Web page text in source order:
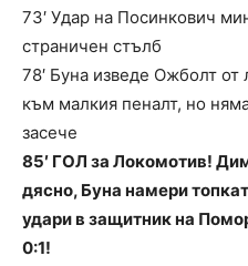
73′ Удар на Посинкович
страничен стълб
78′ Буна изведе Ожболт от
към малкия пеналт, но
засече
85′ ГОЛ за Локомотив!
дясно, Буна намери
удари в защитник на
0:1!